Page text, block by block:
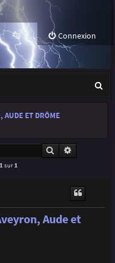
Connexion
e
h
h
AUDE ET DRÔME
Rechercher
1 sur 1
Aude et